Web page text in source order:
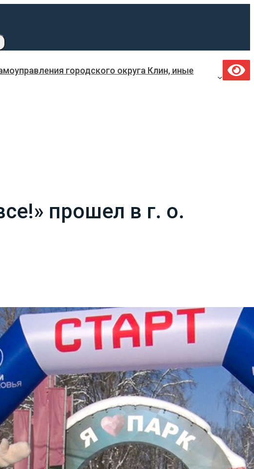
городского округа Клин, иные
прошел в г. о.